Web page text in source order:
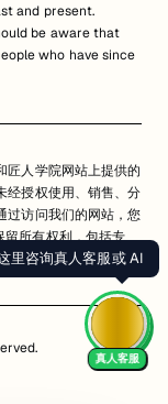
and present.
be aware that
who have since
匠人学院网站上提供的
经授权使用、销售、分
过访问我们的网站，您
所有权利，包括专
查看用户协议
里咨询真人客服或 AI
真人客服